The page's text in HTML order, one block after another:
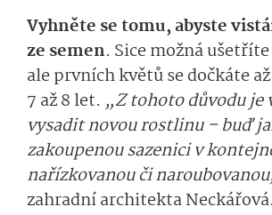
Vyhněte se tomu, abyste
ze semen. Sice možná
ale prvních květů se dočkáte
7 až 8 let. „Z tohoto důvodu je
vysadit novou rostlinu – buď
zakoupenou sazenici v
nařízkovanou či
zahradní architekta Neckářová.